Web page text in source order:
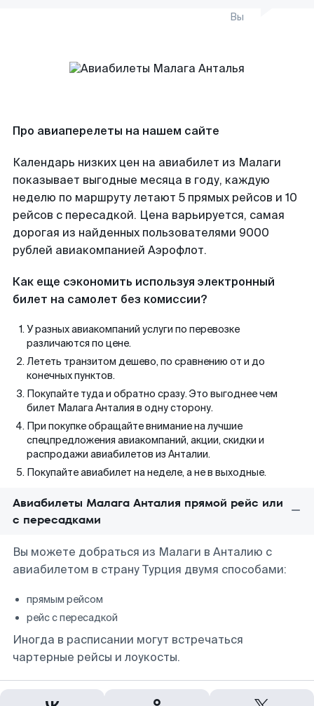
Вы
Про авиаперелеты на нашем сайте
Календарь низких цен на авиабилет из Малаги
показывает выгодные месяца в году, каждую
неделю по маршруту летают 5 прямых рейсов и 10
рейсов с пересадкой. Цена варьируется, самая
дорогая из найденных пользователями 9000
рублей авиакомпанией Аэрофлот.
Как еще сэкономить используя электронный
билет на самолет без комиссии?
У разных авиакомпаний услуги по перевозке
различаются по цене.
Лететь транзитом дешево, по сравнению от и до
конечных пунктов.
Покупайте туда и обратно сразу. Это выгоднее чем
билет Малага Анталия в одну сторону.
При покупке обращайте внимание на лучшие
спецпредложения авиакомпаний, акции, скидки и
распродажи авиабилетов из Анталии.
Покупайте авиабилет на неделе, а не в выходные.
Авиабилеты Малага Анталия прямой рейс или
с пересадками
Вы можете добраться из Малаги в Анталию с
авиабилетом в страну Турция двумя способами:
прямым рейсом
рейс с пересадкой
Иногда в расписании могут встречаться
чартерные рейсы и лоукосты.